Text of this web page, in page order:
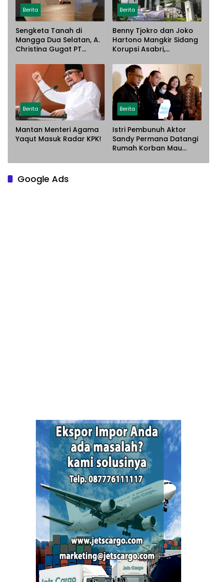
Berita
Sengketa Tanah di
Mangga Dua Selatan, A.
Christina Gugat PT
Dugaan Penyerobotan
Lahan
Berita
Benny Tjokro dan Joko
Hartono Mangkir Sidang
Korupsi Asabri,
Paksa
Berita
Mantan Menteri Agama
Yaqut Masuk Radar KPK!
Berita
Istri Pembunuh Aktor
Sandy Permana Datangi
Rumah Korban Mau
Google Ads